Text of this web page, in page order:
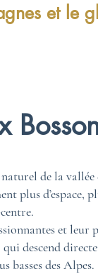
et le
de la
plus d’espace,
et leur
descend
basses des Alpes.